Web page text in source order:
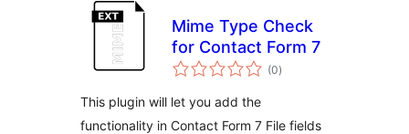
Mime Type Check
for Contact Form 7
(0གདེང་
འཇོག་
)
This plugin will let you add the
functionality in Contact Form 7 File fields